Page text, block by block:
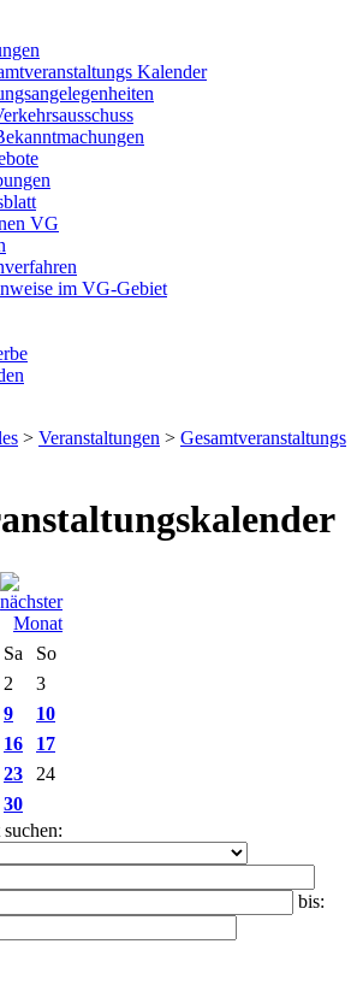
Kalender
VG
im VG-Gebiet
> Veranstaltungen > Gesamtveranstaltungs
Sa
So
2
3
9
10
16
17
23
24
30
bis: